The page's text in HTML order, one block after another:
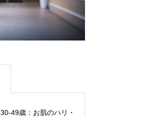
30-49歳：お肌のハリ・